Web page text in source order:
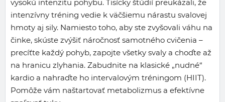
vysokú intenzitu pohybu. Tisícky štúdií preukázali, že
intenzívny tréning vedie k väčšiemu nárastu svalovej
hmoty aj sily. Namiesto toho, aby ste zvyšovali váhu na
činke, skúste zvýšiť náročnosť samotného cvičenia –
precíťte každý pohyb, zapojte všetky svaly a choďte až
na hranicu zlyhania. Zabudnite na klasické „nudné“
kardio a nahraďte ho intervalovým tréningom (HIIT).
Pomôže vám naštartovať metabolizmus a efektívne